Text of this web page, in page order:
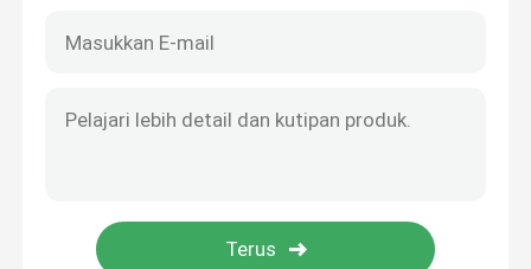
Mesin Excavator